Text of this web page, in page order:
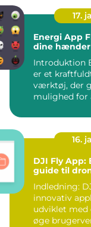
17.
Energi App Fremtiden i
dine hænder
Introduktion
er et
værktøj, der
mulighed for
16.
DJI Fly App:
guide til
Indledning:
innovativ
udviklet
øge